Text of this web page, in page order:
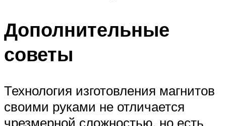
Дополнительные
советы
Технология изготовления магнитов
своими руками не отличается
чрезмерной сложностью, но есть